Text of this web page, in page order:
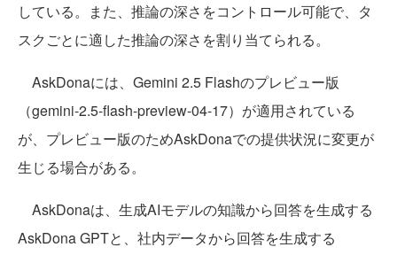
している。また、推論の深さをコントロール可能で、タ
スクごとに適した推論の深さを割り当てられる。
AskDonaには、Gemini 2.5 Flashのプレビュー版
（gemini-2.5-flash-preview-04-17）が適用されている
が、プレビュー版のためAskDonaでの提供状況に変更が
生じる場合がある。
AskDonaは、生成AIモデルの知識から回答を生成する
AskDona GPTと、社内データから回答を生成する